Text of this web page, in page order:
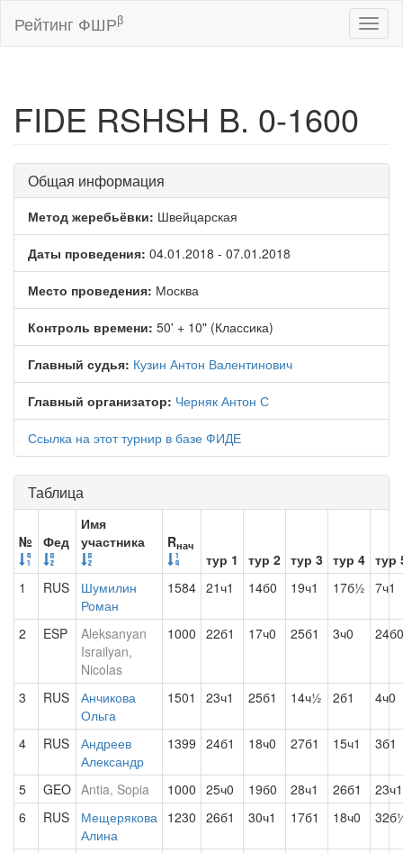
Рейтинг ФШРβ
FIDE RSHSH B. 0-1600
Общая информация
Метод жеребьёвки: Швейцарская
Даты проведения: 04.01.2018 - 07.01.2018
Место проведения: Москва
Контроль времени: 50' + 10" (Классика)
Главный судья: Кузин Антон Валентинович
Главный организатор: Черняк Антон С
Ссылка на этот турнир в базе ФИДЕ
Таблица
№ Фед
Имя
участника
Rнач
тур 1 тур 2 тур 3 тур 4 тур
1
RUS
Шумилин
Роман
1584 21ч1 14б0 19ч1 17б½ 7ч1
2 ESP
Aleksanyan
Israilyan,
Nicolas
1000 22б1 17ч0 25б1 3ч0 24б0
3 RUS
Анчикова
Ольга
1501 23ч1 25б1 14ч½ 2б1 4ч0
4 RUS
Андреев
Александр
1399 24б1 18ч0 27б1 15ч1 3б1
5 GEO Antia, Sopia 1000 25ч0 19б0 28ч1 26б1
23ч1
6
RUS
Мещерякова
Алина
1230 26б1 30ч1 17б1 18ч0